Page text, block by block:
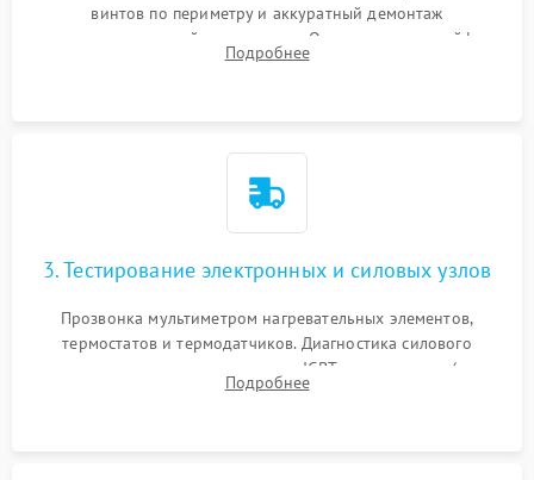
винтов по периметру и аккуратный демонтаж
стеклокерамической поверхности. Отсоединение шлейфов
сенсорного блока для доступа к силовым платам, катушкам
Подробнее
3. Тестирование электронных и силовых узлов
Прозвонка мультиметром нагревательных элементов,
термостатов и термодатчиков. Диагностика силового
модуля, реле, диодных мостов и IGBT-транзисторов (для
индукции). Проверка кранов и газ-контроля (для газовых
Подробнее